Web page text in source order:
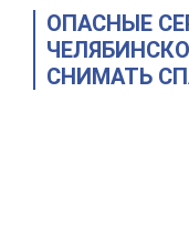
ОПАСНЫЕ
СНИМАТЬ